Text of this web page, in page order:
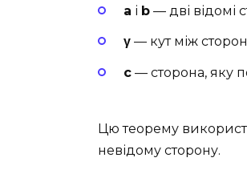
a і b — дві відомі
γ — кут між
c — сторона, яку
Цю теорему
невідому сторону.